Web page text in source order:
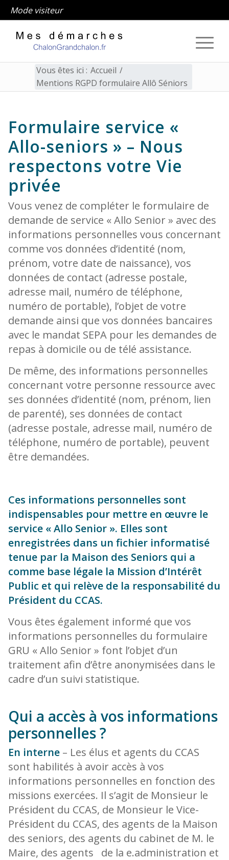
Mode visiteur
Vous êtes ici : Accueil /
Mentions RGPD formulaire Allô Séniors
Mentions RGPD
Formulaire service «
Allo-seniors » – Nous
respectons votre Vie
privée
Vous venez de compléter le formulaire de
demande de service « Allo Senior » avec des
informations personnelles vous concernant
comme vos données d’identité (nom,
prénom, votre date de naissance), vos
données de contact (adresse postale,
adresse mail, numéro de téléphone,
numéro de portable), l’objet de votre
demande ainsi que vos données bancaires
avec le mandat SEPA pour les demandes de
repas à domicile ou de télé assistance.
De même, des informations personnelles
concernant votre personne ressource avec
ses données d’identité (nom, prénom, lien
de parenté), ses données de contact
(adresse postale, adresse mail, numéro de
téléphone, numéro de portable), peuvent
être demandées.
Ces informations personnelles sont
indispensables pour mettre en œuvre le
service « Allo Senior ». Elles sont
enregistrées dans un fichier informatisé
tenue par la Maison des Seniors qui a
comme base légale la Mission d’Intérêt
Public et qui relève de la responsabilité du
Président du CCAS.
Vous êtes également informé que vos
informations personnelles du formulaire
GRU « Allo Senior » font l’objet d’un
traitement afin d’être anonymisées dans le
cadre d’un suivi statistique.
Qui a accès à vos informations
personnelles ?
En interne – Les élus et agents du CCAS
sont habilités à avoir accès à vos
informations personnelles en fonction des
missions exercées. Il s’agit de Monsieur le
Président du CCAS, de Monsieur le Vice-
Président du CCAS, des agents de la Maison
des seniors, des agents du cabinet de M. le
Maire, des agents de la e.administration et